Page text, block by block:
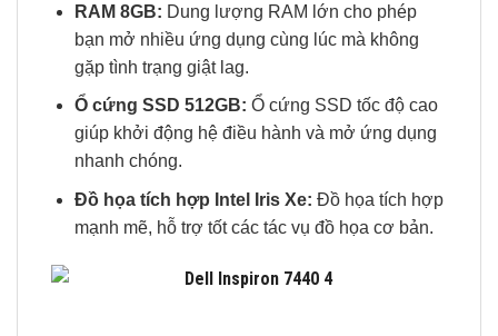
RAM 8GB: Dung lượng RAM lớn cho phép
bạn mở nhiều ứng dụng cùng lúc mà không
gặp tình trạng giật lag.
Ổ cứng SSD 512GB: Ổ cứng SSD tốc độ cao
giúp khởi động hệ điều hành và mở ứng dụng
nhanh chóng.
Đồ họa tích hợp Intel Iris Xe: Đồ họa tích hợp
mạnh mẽ, hỗ trợ tốt các tác vụ đồ họa cơ bản.